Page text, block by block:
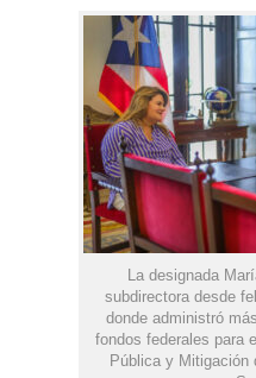
La designada
subdirectora desde
donde administró
fondos federales para
Pública y Mitigación